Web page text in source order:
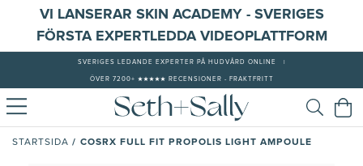
VI LANSERAR SKIN ACADEMY - SVERIGES
FÖRSTA EXPERTLEDDA VIDEOPLATTFORM
SVERIGES LEDANDE EXPERTER PÅ HUDVÅRD ONLINE
ÖVER 7200+ ★★★★★ RECENSIONER - FRAKTFRITT
STARTSIDA / COSRX FULL FIT PROPOLIS LIGHT AMPOULE